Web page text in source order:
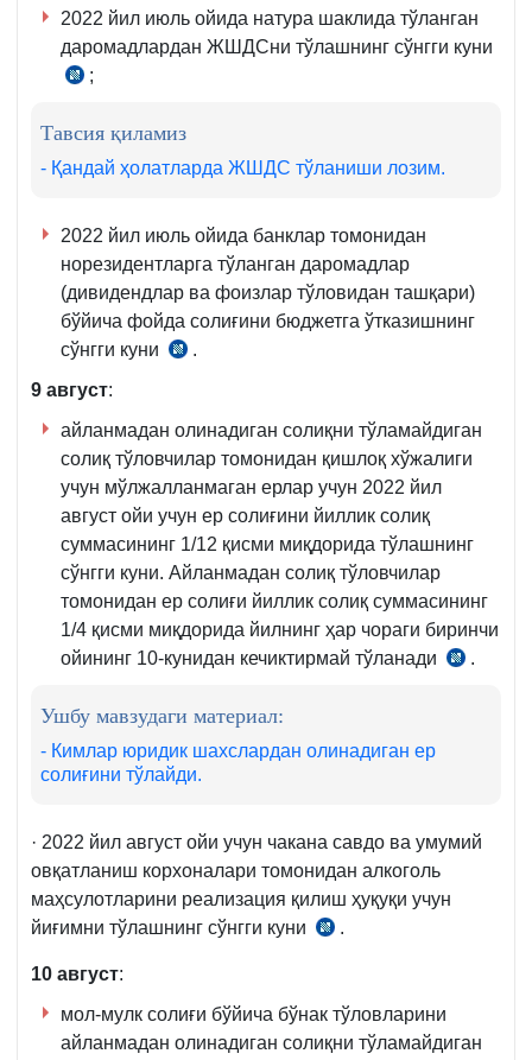
2022 йил июль ойида натура шаклида тўланган
даромадлардан ЖШДСни тўлашнинг сўнгги куни
СК
м.
2-
;
Тавсия қиламиз
- Қандай ҳолатларда ЖШДС тўланиши лозим.
2022 йил июль ойида банклар томонидан
норезидентларга тўланган даромадлар
(дивидендлар ва фоизлар тўловидан ташқари)
бўйича фойда солиғини бюджетга ўтказишнинг
сўнгги куни
СК
2-
қ.
1-
б.
.
9 август:
айланмадан олинадиган солиқни тўламайдиган
солиқ тўловчилар томонидан қишлоқ хўжалиги
учун мўлжалланмаган ерлар учун 2022 йил
август ойи учун ер солиғини йиллик солиқ
суммасининг 1/12 қисми миқдорида тўлашнинг
сўнгги куни. Айланмадан солиқ тўловчилар
томонидан ер солиғи йиллик солиқ суммасининг
1/4 қисми миқдорида йилнинг ҳар чораги биринчи
ойининг 10-кунидан кечиктирмай тўланади
СК
.
Ушбу мавзудаги материал:
- Кимлар юридик шахслардан олинадиган ер
солиғини тўлайди.
· 2022 йил август ойи учун чакана савдо ва умумий
овқатланиш корхоналари томонидан алкоголь
маҳсулотларини реализация қилиш ҳуқуқи учун
йиғимни тўлашнинг сўнгги куни
СК
5-
қ.
.
10 август:
мол-мулк солиғи бўйича бўнак тўловларини
айланмадан олинадиган солиқни тўламайдиган